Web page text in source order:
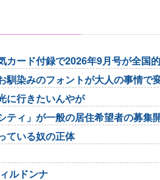
ード付録で2026年9月号が全国
馴染みのフォントが大人の事情
に行きたいんやが
ティ」が一般の居住希望者の募集
ている奴の正体
ルドンナ